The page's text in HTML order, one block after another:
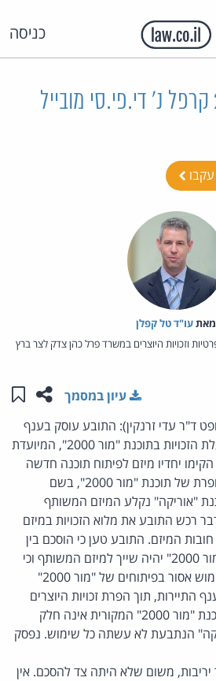
כניסה
ת"א 21032-02-13 קרפל נ' די.פי.סי מובייל
עקבו
מאת‏עו"ד טל קפלן
וזכויות היוצרים במשרד פרל כהן צדק לצר ברץ
שתפו
עיון במסמך
ד"ר עדי זרנקין): התובע עוסק בענף
התיירות. הנתבעת היא בעלת הזכויות בתוכנת "מור 2000", המיועדת
יחדיו מיזם לפיתוח תוכנה חדשה
שתכלול גרסה חדשה ומשופרת של תוכנת "מור 2000", בשם
"אוריקה" נקלע המיזם המשותף
רכש התובע את מלוא הזכויות במיזם
המיזם. התובע טען כי הוסכם בין
הצדדים כי כל פיתוח של "מור 2000" יהיה שייך למיזם המשותף וכי
גילה כי הנתבעת עושה שימוש אסור בפיתוחים של "מור 2000"
התיירות, תוך הפרת זכויות היוצרים
שלו. הנתבעת טענה כי תוכנת "מור 2000" המקורית אינה חלק
הנתבעת לא עשתה כל שימוש. נפסק
משום שלא היתה צד להסכם. אין